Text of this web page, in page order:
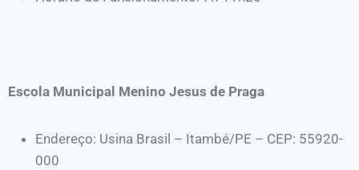
Escola Municipal Menino Jesus de Praga
Endereço: Usina Brasil – Itambé/PE – CEP: 55920-
000